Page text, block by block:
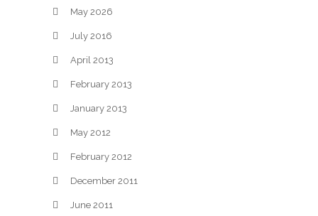
May 2026
July 2016
April 2013
February 2013
January 2013
May 2012
February 2012
December 2011
June 2011